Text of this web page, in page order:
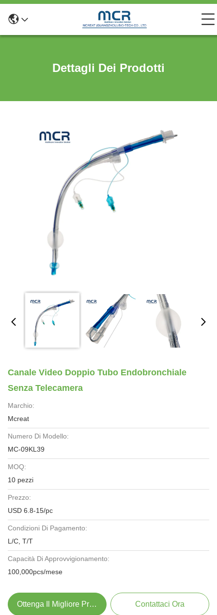
Dettagli Dei Prodotti
Canale Video Doppio Tubo Endobronchiale
Senza Telecamera
Marchio:
Mcreat
Numero Di Modello:
MC-09KL39
MOQ:
10 pezzi
Prezzo:
USD 6.8-15/pc
Condizioni Di Pagamento:
L/C, T/T
Capacità Di Approvvigionamento:
100,000pcs/mese
Ottenga Il Migliore Prezzo Contattaci Ora